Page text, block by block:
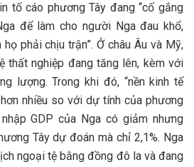
tố cáo phương Tây đang “cố gắng
để làm cho người Nga đau khổ,
phải chịu trận”. Ở châu Âu và Mỹ,
thất nghiệp đang tăng lên, kèm với
lượng. Trong khi đó, “nền kinh tế
nhiều so với dự tính của phương
GDP của Nga có giảm nhưng
Tây dự đoán mà chỉ 2,1%. Nga
ngoại tệ bằng đồng đô la và đang